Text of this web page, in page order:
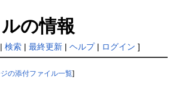
の情報
検索| 最終更新| ヘルプ| ログイン ]
の添付ファイル一覧]